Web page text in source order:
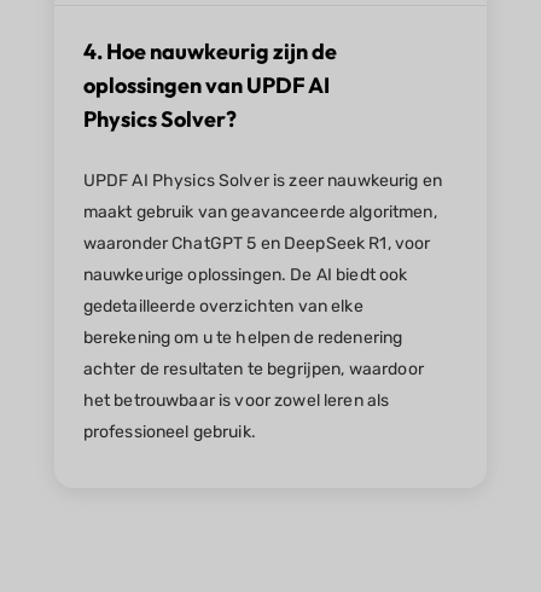
4. Hoe nauwkeurig zijn de
oplossingen van UPDF AI
Physics Solver?
UPDF AI Physics Solver is zeer nauwkeurig en
maakt gebruik van geavanceerde algoritmen,
waaronder ChatGPT 5 en DeepSeek R1, voor
nauwkeurige oplossingen. De AI biedt ook
gedetailleerde overzichten van elke
berekening om u te helpen de redenering
achter de resultaten te begrijpen, waardoor
het betrouwbaar is voor zowel leren als
professioneel gebruik.